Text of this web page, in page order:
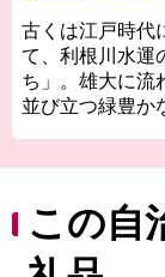
古くは江戸時代
て、利根川水運
ち」。雄大に流
並び立つ緑豊か
「利根川大花
ンスポーツパ
次世代スポー
この自